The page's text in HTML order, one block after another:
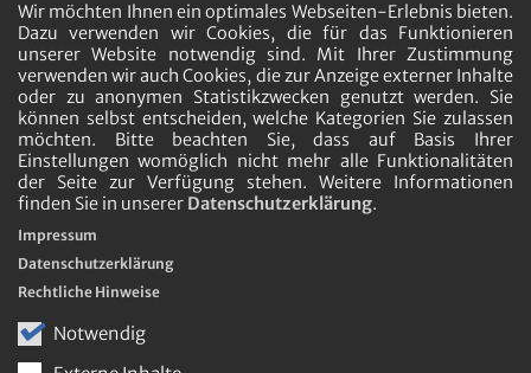
Wir möchten Ihnen ein optimales Webseiten-Erlebnis bieten.
Dazu verwenden wir Cookies, die für das Funktionieren
unserer Website notwendig sind. Mit Ihrer Zustimmung
verwenden wir auch Cookies, die zur Anzeige externer Inhalte
oder zu anonymen Statistikzwecken genutzt werden. Sie
können selbst entscheiden, welche Kategorien Sie zulassen
möchten. Bitte beachten Sie, dass auf Basis Ihrer
Einstellungen womöglich nicht mehr alle Funktionalitäten
der Seite zur Verfügung stehen. Weitere Informationen
finden Sie in unserer Datenschutzerklärung.
Notwendig
Impressum
Datenschutzerklärung
Rechtliche Hinweise